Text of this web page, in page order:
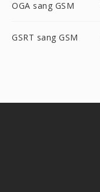
OGA sang GSM
GSRT sang GSM